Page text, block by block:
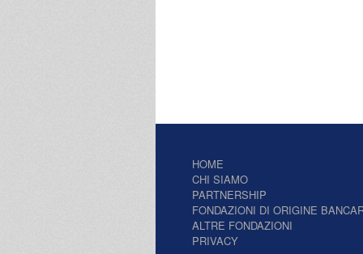
HOME
CHI SIAMO
PARTNERSHIP
FONDAZIONI DI ORIGINE
ALTRE FONDAZIONI
PRIVACY